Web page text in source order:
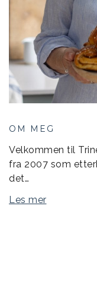
OM MEG
Velkommen til
fra 2007 som
det…
Les mer